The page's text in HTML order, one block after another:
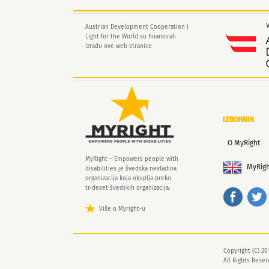
Austrian Development Cooperation i
Light for the World su finansirali
izradu ove web stranice
MyRight – Empowers people with
disabilities je švedska nevladina
organizacija koja okuplja preko
trideset švedskih organizacija.
Više o Myright-u
IZBORNIK
O MyRight
Copyright (C)
All Rights